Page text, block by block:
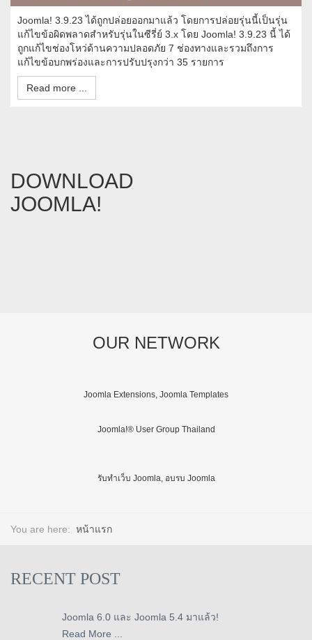
Joomla! 3.9.23 ได้ถูกปล่อยออกมาแล้ว โดยการปล่อยรุ่นนี้เป็นรุ่น
แก้ไขข้อผิดพลาดสำหรับรุ่นในซีรี่ย์ 3.x โดย Joomla! 3.9.23 นี้ ได้
ถูกแก้ไขช่องโหว่ด้านความปลอดภัย 7 ช่องทางและรวมถึงการ
แก้ไขข้อบกพร่องและการปรับปรุงกว่า 35 รายการ
Read more ...
DOWNLOAD
JOOMLA!
OUR NETWORK
Joomla Extensions, Joomla Templates
Joomla!® User Group Thailand
รับทำเว็บ Joomla, อบรบ Joomla
You are here: หน้าแรก
RECENT POST
Joomla 6.0 และ Joomla 5.4 มาแล้ว!
Read More ...